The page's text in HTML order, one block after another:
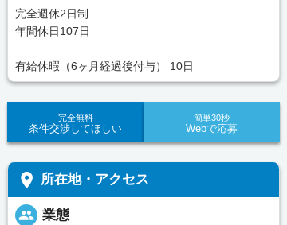
完全週休2日制
年間休日107日
有給休暇（6ヶ月経過後付与） 10日
完全無料
条件交渉してほしい
簡単30秒
Webで応募
place 所在地・アクセス
people 業態